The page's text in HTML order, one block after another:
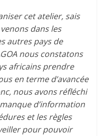
cet atelier, sais
dans les
autres pays de
nous constatons
africains prendre
en terme d’avancée
nous avons réfléchi
d’information
et les règles
pour pouvoir